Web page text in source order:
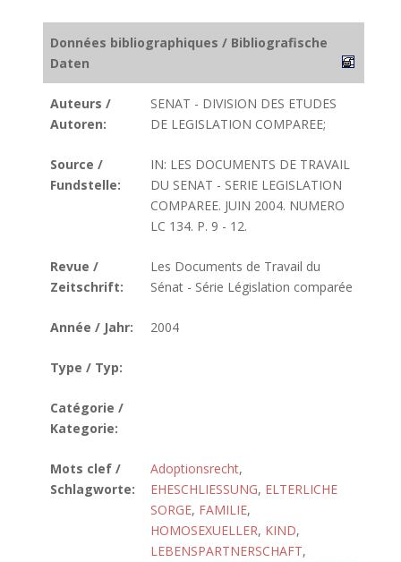
Données bibliographiques / Bibliografische
Daten
Auteurs /
Autoren:
SENAT - DIVISION DES ETUDES
DE LEGISLATION COMPAREE;
Source /
Fundstelle:
IN: LES DOCUMENTS DE TRAVAIL
DU SENAT - SERIE LEGISLATION
COMPAREE. JUIN 2004. NUMERO
LC 134. P. 9 - 12.
Revue /
Zeitschrift:
Les Documents de Travail du
Sénat - Série Législation comparée
Année / Jahr: 2004
Type / Typ:
Catégorie /
Kategorie:
Mots clef /
Schlagworte:
Adoptionsrecht,
EHESCHLIESSUNG, ELTERLICHE
SORGE, FAMILIE,
HOMOSEXUELLER, KIND,
LEBENSPARTNERSCHAFT,